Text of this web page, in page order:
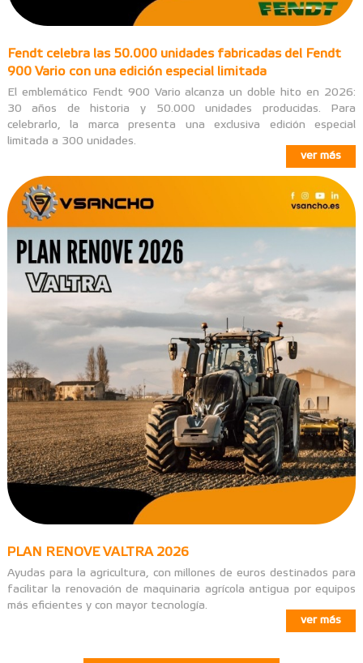
Fendt celebra las 50.000 unidades fabricadas del Fendt
900 Vario con una edición especial limitada
El emblemático Fendt 900 Vario alcanza un doble hito en 2026:
30 años de historia y 50.000 unidades producidas. Para
celebrarlo, la marca presenta una exclusiva edición especial
limitada a 300 unidades.
ver más
PLAN RENOVE VALTRA 2026
Ayudas para la agricultura, con millones de euros destinados para
facilitar la renovación de maquinaria agrícola antigua por equipos
más eficientes y con mayor tecnología.
ver más